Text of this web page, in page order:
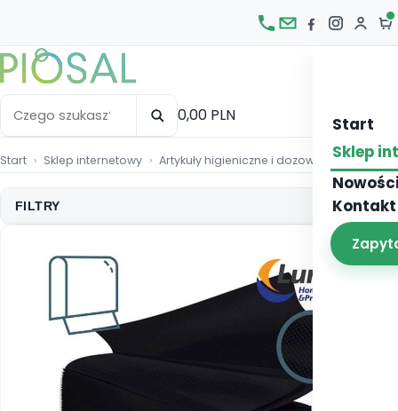
Start
Sklep
Kontakt
0,00 PLN
Start Sklep internetowy Artykuły higieniczne i dozowniki
FILTRY